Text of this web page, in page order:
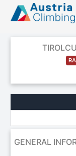
GENERAL